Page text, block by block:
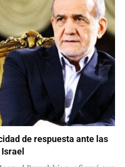
de respuesta ante las